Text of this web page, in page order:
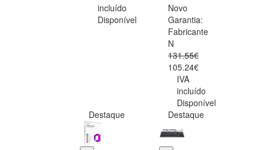
incluído
Disponível
Novo
Garantia:
Fabricante
N
131.55€
105.24€
IVA
incluído
Disponível
Destaque
Destaque